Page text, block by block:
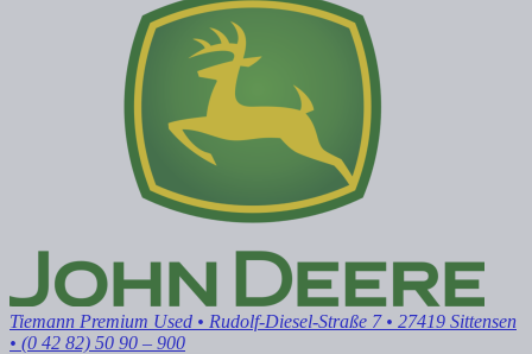
Tiemann Premium Used • Rudolf-Diesel-Straße 7 • 27419 Sittensen
• (0 42 82) 50 90 – 900